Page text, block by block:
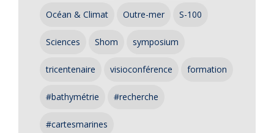
Océan & Climat Outre-mer S-100
Sciences Shom symposium
tricentenaire visioconférence formation
#bathymétrie #recherche
#cartesmarines